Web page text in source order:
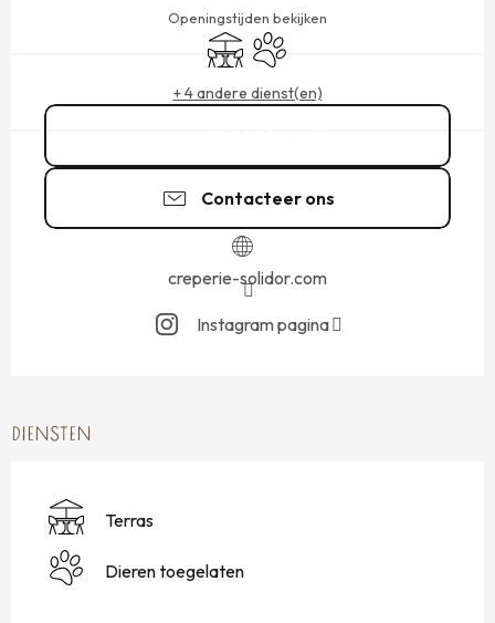
Openingstijden bekijken
Terras Dieren toegelaten
+ 4 andere dienst(en)
Contacteer ons
creperie-solidor.com
Instagram pagina
DIENSTEN
Terras
Dieren toegelaten